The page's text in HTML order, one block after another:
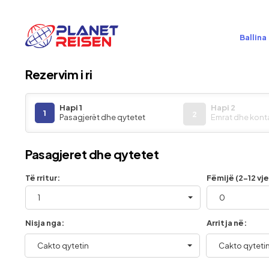
Ballina
Rezervim i ri
1
Hapi 1
Pasagjerët dhe qytetet
2
Hapi 2
Emrat dhe
Pasagjeret dhe qytetet
Të rritur: Fëmijë (2-12
1 0
Nisja nga: Arritja në:
Cakto qytetin Cakto qytetin